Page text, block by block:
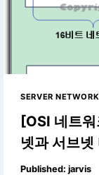
SERVER NETWORK
[OSI 네트
넷과 서브넷
Published: jarvis